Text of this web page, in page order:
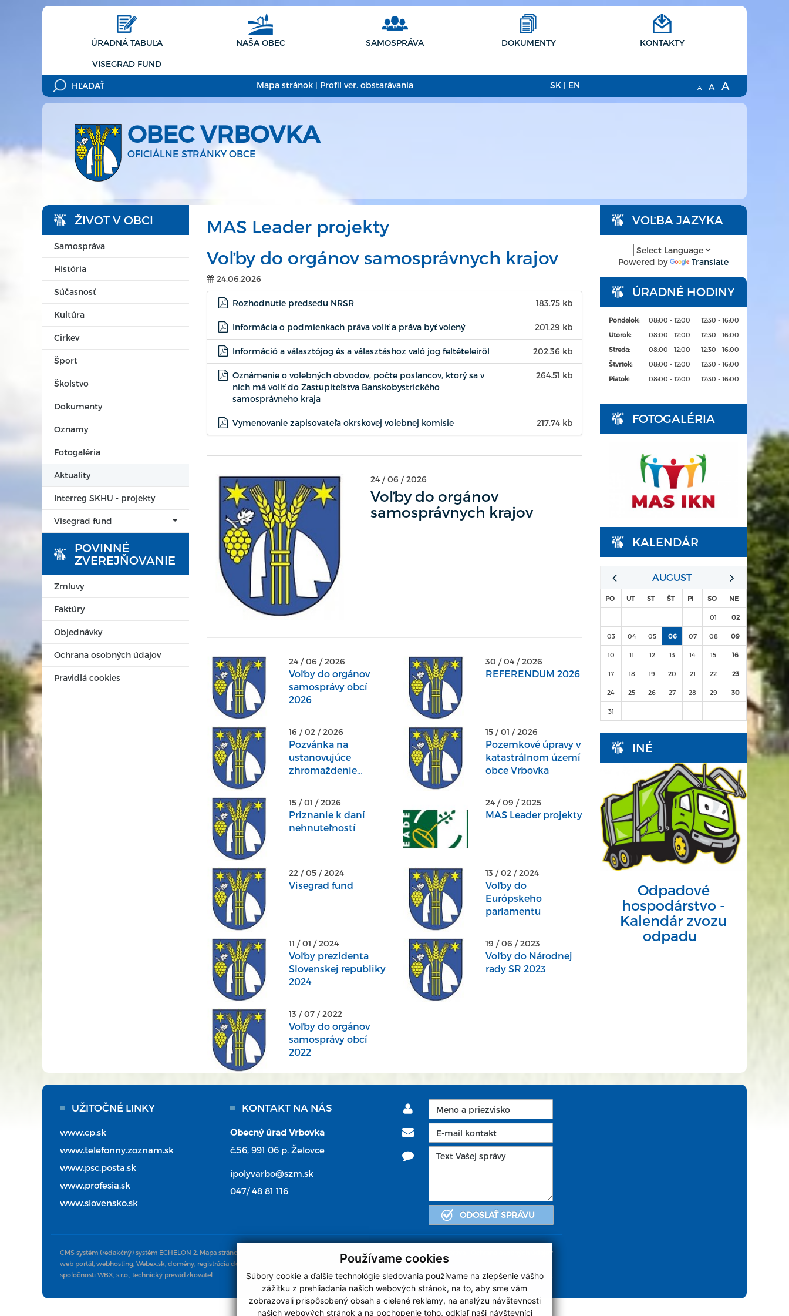
Používame cookies
Súbory cookie a ďalšie technológie sledovania používame na zlepšenie vášho
zážitku z prehliadania našich webových stránok, na to, aby sme vám
zobrazovali prispôsobený obsah a cielené reklamy, na analýzu návštevnosti
našich webových stránok a na pochopenie toho, odkiaľ naši návštevníci
ÚRADNÁ TABUĽA NAŠA OBEC SAMOSPRÁVA DOKUMENTY KONTAKTY
VISEGRAD FUND
Mapa stránok | Profil ver. obstarávania SK | EN A A A
OBEC VRBOVKA
OFICIÁLNE STRÁNKY OBCE
ŽIVOT V OBCI
Samospráva
História
Súčasnosť
Kultúra
Cirkev
Šport
Školstvo
Dokumenty
Oznamy
Fotogaléria
Aktuality
Interreg SKHU - projekty
Visegrad fund
POVINNÉ
ZVEREJŇOVANIE
Zmluvy
Faktúry
Objednávky
Ochrana osobných údajov
Pravidlá cookies
MAS Leader projekty
Voľby do orgánov samosprávnych krajov
24.06.2026
Rozhodnutie predsedu NRSR 183.75 kb
Informácia o podmienkach práva voliť a práva byť volený 201.29 kb
Információ a választójog és a választáshoz való jog feltételeiről 202.36 kb
Oznámenie o volebných obvodov, počte poslancov, ktorý sa v
nich má voliť do Zastupiteľstva Banskobystrického
samosprávneho kraja
264.51 kb
Vymenovanie zapisovateľa okrskovej volebnej komisie 217.74 kb
24 / 06 / 2026
Voľby do orgánov
samosprávnych krajov
24 / 06 / 2026
Voľby do orgánov
samosprávy obcí
2026
30 / 04 / 2026
REFERENDUM 2026
16 / 02 / 2026
Pozvánka na
ustanovujúce
zhromaždenie
v katastrálnom
území Vrbovka
15 / 01 / 2026
Pozemkové úpravy v
katastrálnom území
obce Vrbovka
15 / 01 / 2026
Priznanie k daní
nehnuteľností
24 / 09 / 2025
MAS Leader projekty
22 / 05 / 2024
Visegrad fund
13 / 02 / 2024
Voľby do
Európskeho
parlamentu
11 / 01 / 2024
Voľby prezidenta
Slovenskej republiky
2024
19 / 06 / 2023
Voľby do Národnej
rady SR 2023
13 / 07 / 2022
Voľby do orgánov
samosprávy obcí
2022
VOĽBA JAZYKA
Powered by Translate
ÚRADNÉ HODINY
Pondelok: 08:00 - 12:00
12:30 - 16:00
Utorok:
08:00 - 12:00
12:30 - 16:00
Streda:
08:00 - 12:00
12:30 - 16:00
Štvrtok:
08:00 - 12:00
12:30 - 16:00
Piatok:
08:00 - 12:00 12:30 - 16:00
FOTOGALÉRIA
KALENDÁR
AUGUST
PO UT ST ŠT PI SO NE
01 02
03 04 05 06 07 08 09
10 11 12 13 14 15 16
17 18 19 20 21 22 23
24 25 26 27 28 29 30
31
INÉ
Odpadové
hospodárstvo -
Kalendár zvozu
odpadu
UŽITOČNÉ LINKY
www.cp.sk
www.telefonny.zoznam.sk
www.psc.posta.sk
www.profesia.sk
www.slovensko.sk
KONTAKT NA NÁS
Obecný úrad Vrbovka
č.56, 991 06 p. Želovce
ipolyvarbo@szm.sk
047/ 48 81 116
ODOSLAŤ SPRÁVU
CMS systém (redakčný) systém ECHELON 2, Mapa stránok
web portál, webhosting, Webex.sk , domény, registrácia domény
spoločnosti WBX, s.r.o. , technický prevádzkovateľ
Vyhlásenie o prístupnosti Autorské práva Ochrana osobných údajov
webdesign | webex.sk